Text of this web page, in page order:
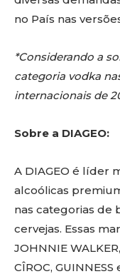
no País nas
*Considerando a
categoria vodka
internacionais de
Sobre a DIAGEO:
A DIAGEO é líder
alcoólicas
nas categorias de
cervejas. Essas
JOHNNIE
CÎROC,